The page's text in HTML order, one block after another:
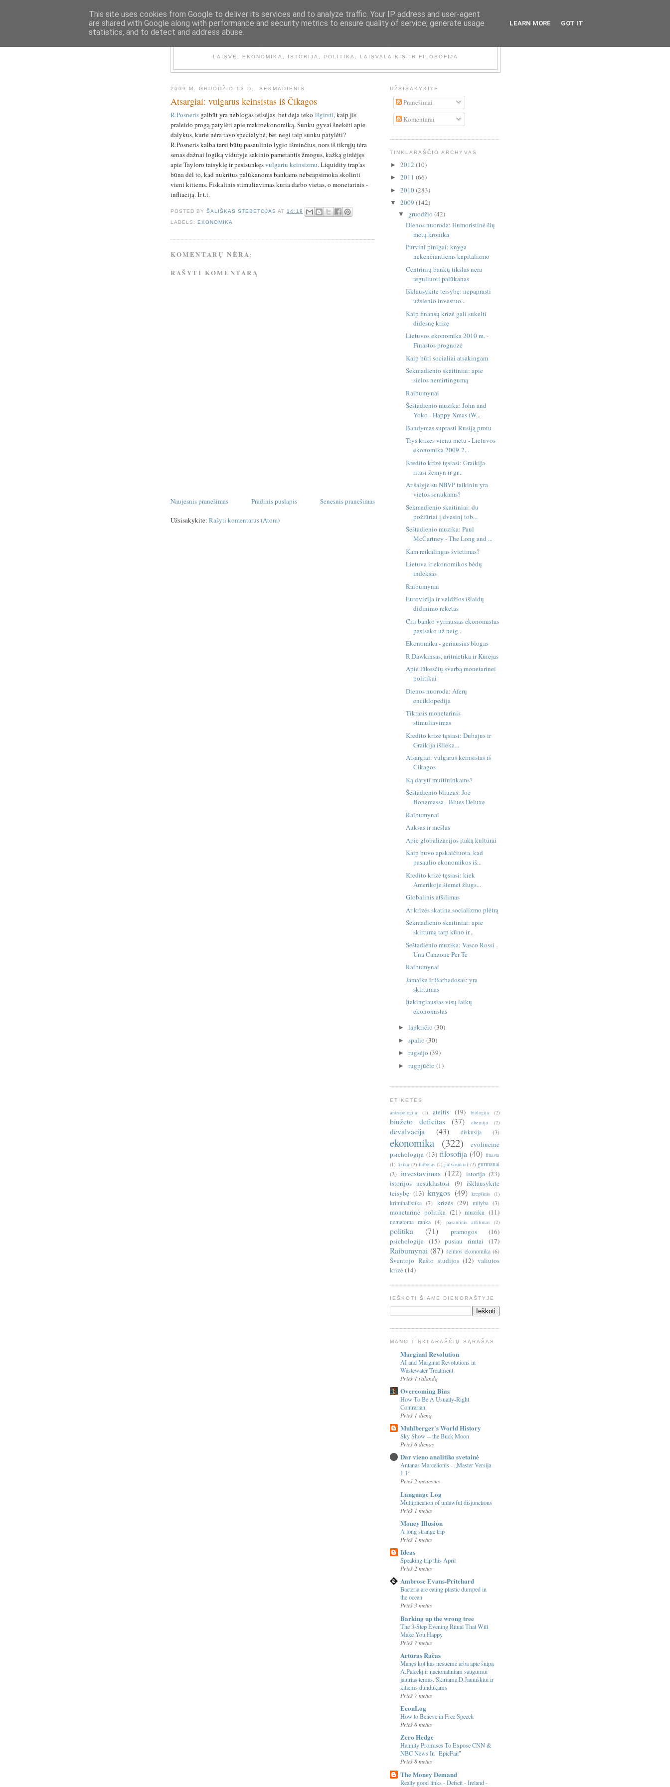
LAISVĖ, EKONOMIKA, ISTORIJA, POLITIKA, LAISVALAIKIS IR FILOSOFIJA
2009 M. GRUODŽIO 13 D., SEKMADIENIS
Atsargiai: vulgarus keinsistas iš Čikagos
R.Posneris galbūt yra neblogas teisėjas, bet deja teko išgirsti, kaip jis
praleido progą patylėti apie makroekonomiką. Sunku gyvai šnekėti apie
dalykus, kurie nėra tavo specialybė, bet negi taip sunku patylėti?
R.Posneris kalba tarsi būtų pasaulinio lygio išminčius, nors iš tikrųjų tėra
senas dažnai logiką viduryje sakinio pametantis žmogus, kažką girdėjęs
apie Tayloro taisyklę ir pesisunkęsvulgariu keinsizmu. Liquidity trap'as
būna dėl to, kad nukritus palūkanoms bankams nebeapsimoka skolinti
vieni kitiems. Fiskalinis stimuliavimas kuria darbo vietas, o monetarinis -
infliaciją. Ir t.t.
POSTED BYŠALIŠKAS STEBĖTOJAS AT 14:19
LABELS:EKONOMIKA
KOMENTARŲ NĖRA:
RAŠYTI KOMENTARĄ
Naujesnis pranešimas Senesnis pranešimas
Pradinis puslapis
Užsisakykite: Rašyti komentarus (Atom)
UŽSISAKYKITE
Pranešimai
Komentarai
TINKLARAŠČIO ARCHYVAS
► 2012 (10)
► 2011 (66)
► 2010(283)
▼ 2009 (142)
▼ gruodžio (42)
Dienos nuoroda: Humoristinė šių
metų kronika
Purvini pinigai: knyga
nekenčiantiems kapitalizmo
Centrinių bankų tikslas nėra
reguliuoti palūkanas
Išklausykite teisybę: nepaprasti
užsienio investuo...
Kaip finansų krizė gali sukelti
didesnę krizę
Lietuvos ekonomika 2010 m. -
Finastos prognozė
Kaip būti socialiai atsakingam
Sekmadienio skaitiniai: apie
sielos nemirtingumą
Raibumynai
Šeštadienio muzika: John and
Yoko - Happy Xmas (W...
Bandymas suprasti Rusiją protu
Trys krizės vienu metu - Lietuvos
ekonomika 2009-2...
Kredito krizė tęsiasi: Graikija
ritasi žemyn ir gr...
Ar šalyje su NBVP taikiniu yra
vietos senukams?
Sekmadienio skaitiniai: du
požiūriai į dvasinį tob...
Šeštadienio muzika: Paul
McCartney - The Long and ...
Kam reikalingas švietimas?
Lietuva ir ekonomikos bėdų
indeksas
Raibumynai
Eurovizija ir valdžios išlaidų
didinimo reketas
Citi banko vyriausias ekonomistas
pasisako už neig...
Ekonomika - geriausias blogas
R.Dawkinsas, aritmetika ir Kūrėjas
Apie lūkesčių svarbą monetarinei
politikai
Dienos nuoroda: Aferų
enciklopedija
Tikrasis monetarinis
stimuliavimas
Kredito krizė tęsiasi: Dubajus ir
Graikija išlieka...
Atsargiai: vulgarus keinsistas iš
Čikagos
Ką daryti muitininkams?
Šeštadienio bliuzas: Joe
Bonamassa - Blues Deluxe
Raibumynai
Auksas ir mėšlas
Apie globalizacijos įtaką kultūrai
Kaip buvo apskaičiuota, kad
pasaulio ekonomikos iš...
Kredito krizė tęsiasi: kiek
Amerikoje šiemet žlugs...
Globalinis atšilimas
Ar krizės skatina socializmo plėtrą
Sekmadienio skaitiniai: apie
skirtumą tarp kūno ir...
Šeštadienio muzika: Vasco Rossi -
Una Canzone Per Te
Raibumynai
Jamaika ir Barbadosas: yra
skirtumas
Įtakingiausias visų laikų
ekonomistas
► lapkričio (30)
► spalio (30)
► rugsėjo (39)
► rugpjūčio (1)
ETIKETĖS
antropologija (1) ateitis (19) biologija (2)
biužeto deficitas (37) chemija (2)
devalvacija (43) diskusija (3)
ekonomika (322)
evoliucinė
psichologija (13) filosofija (40) finasta
(1) fizika (2) futbolas (2) galvosūkiai (2) gurmanai
(3) investavimas (122) istorija (23)
istorijos nesuklastosi
(9) išklausykite
teisybę (13) knygos (49) krepšinis (1)
kriminalistika (7) krizės (29) mityba (3)
monetarinė politika (21) muzika (11)
nematoma ranka (4) pasaulinis atšilimas (2)
politika (71) pramogos
(16)
psichologija (15) pusiau rimtai (17)
Raibumynai (87) šeimos ekonomika (6)
Šventojo Rašto studijos (12) valiutos
krizė (14)
IEŠKOTI ŠIAME DIENORAŠTYJE
MANO TINKLARAŠČIŲ SĄRAŠAS
Marginal Revolution
AI and Marginal Revolutions in
Wastewater Treatment
Prieš 1 valandą
Overcoming Bias
How To Be A Usually-Right
Contrarian
Prieš 1 dieną
Muhlberger's World History
Sky Show -- the Buck Moon
Prieš 6 dienas
Dar vieno analitiko svetainė
Antanas Marcelionis - „Master Versija
1.1“
Prieš 2 mėnesius
Language Log
Multiplication of unlawful disjunctions
Prieš 1 metus
Money Illusion
A long strange trip
Prieš 1 metus
Ideas
Speaking trip this April
Prieš 2 metus
Ambrose Evans-Pritchard
Bacteria are eating plastic dumped in
the ocean
Prieš 3 metus
Barking up the wrong tree
The 3-Step Evening Ritual That Will
Make You Happy
Prieš 7 metus
Artūras Račas
Manęs kol kas nesuėmė arba apie šnipą
A.Paleckį ir nacionaliniam saugumui
jautrias temas. Skiriama D.Jauniškiui ir
kitiems dundukams
Prieš 7 metus
EconLog
How to Believe in Free Speech
Prieš 8 metus
Zero Hedge
Hannity Promises To Expose CNN &
NBC News In "EpicFail"
Prieš 8 metus
The Money Demand
Really good links - Deficit - Ireland -
This site uses cookies from Google to deliver its services and to analyze traffic. Your IP address and user-agent
are shared with Google along with performance and security metrics to ensure quality of service, generate usage
statistics, and to detect and address abuse.
LEARN MORE GOT IT